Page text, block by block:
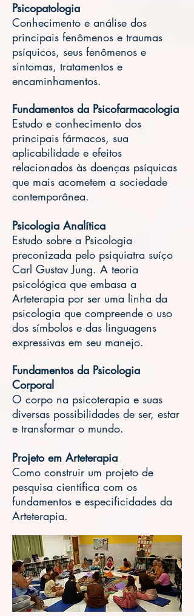
Psicopatologia
Conhecimento e análise dos
principais fenômenos e traumas
psíquicos, seus fenômenos e
sintomas, tratamentos e
encaminhamentos.
Fundamentos da Psicofarmacologia
Estudo e conhecimento dos
principais fármacos, sua
aplicabilidade e efeitos
relacionados às doenças psíquicas
que mais acometem a sociedade
contemporânea.
Psicologia Analítica
Estudo sobre a Psicologia
preconizada pelo psiquiatra suíço
Carl Gustav Jung. A teoria
psicológica que embasa a
Arteterapia por ser uma linha da
psicologia que compreende o uso
dos símbolos e das linguagens
expressivas em seu manejo.
Fundamentos da Psicologia
Corporal
O corpo na psicoterapia e suas
diversas possibilidades de ser, estar
e transformar o mundo.
Projeto em Arteterapia
Como construir um projeto de
pesquisa científica com os
fundamentos e especificidades da
Arteterapia.